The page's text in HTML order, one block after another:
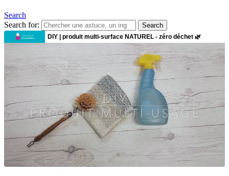
Search
Search for:
Search